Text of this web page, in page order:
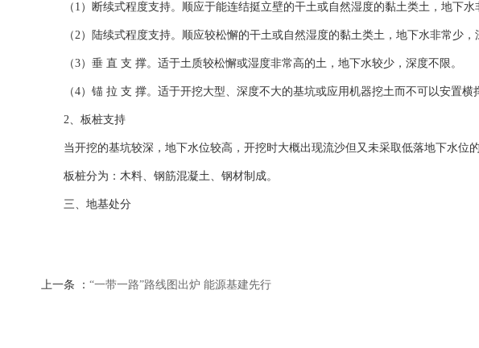
（1）断续式程度支持。顺应于能连结挺立壁的干土或自然湿度的黏土类土，地下水
（2）陆续式程度支持。顺应较松懈的干土或自然湿度的黏土类土，地下水非常少，
（3）垂 直 支 撑。适于土质较松懈或湿度非常高的土，地下水较少，深度不限。
（4）锚 拉 支 撑。适于开挖大型、深度不大的基坑或应用机器挖土而不可以安置横
2、板桩支持
当开挖的基坑较深，地下水位较高，开挖时大概出现流沙但又未采取低落地下水位的
板桩分为：木料、钢筋混凝土、钢材制成。
三、地基处分
上一条 ： “一带一路”路线图出炉 能源基建先行